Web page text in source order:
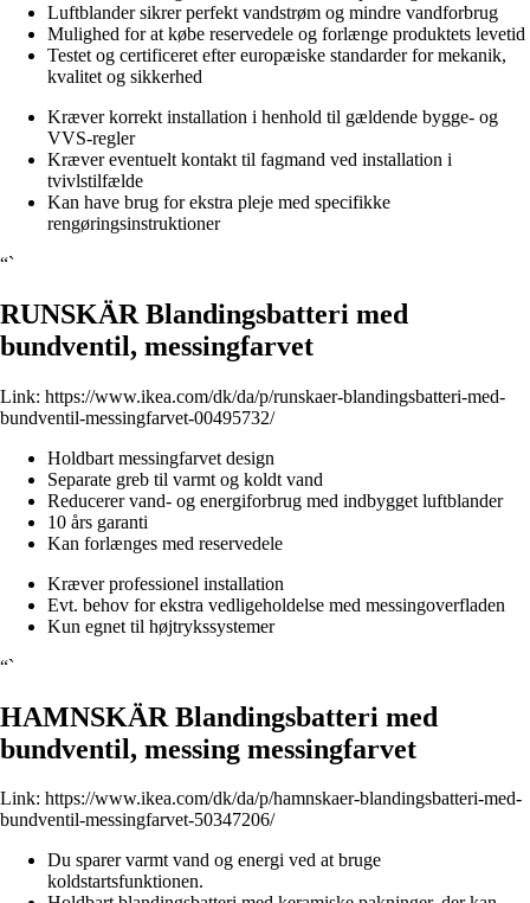
Luftblander sikrer perfekt vandstrøm og mindre vandforbrug
Mulighed for at købe reservedele og forlænge produktets levetid
Testet og certificeret efter europæiske standarder for mekanik,
kvalitet og sikkerhed
Kræver korrekt installation i henhold til gældende bygge- og
VVS-regler
Kræver eventuelt kontakt til fagmand ved installation i
tvivlstilfælde
Kan have brug for ekstra pleje med specifikke
rengøringsinstruktioner
“`
RUNSKÄR Blandingsbatteri med
bundventil, messingfarvet
Link: https://www.ikea.com/dk/da/p/runskaer-blandingsbatteri-med-
bundventil-messingfarvet-00495732/
Holdbart messingfarvet design
Separate greb til varmt og koldt vand
Reducerer vand- og energiforbrug med indbygget luftblander
10 års garanti
Kan forlænges med reservedele
Kræver professionel installation
Evt. behov for ekstra vedligeholdelse med messingoverfladen
Kun egnet til højtrykssystemer
“`
HAMNSKÄR Blandingsbatteri med
bundventil, messing messingfarvet
Link: https://www.ikea.com/dk/da/p/hamnskaer-blandingsbatteri-med-
bundventil-messingfarvet-50347206/
Du sparer varmt vand og energi ved at bruge
koldstartsfunktionen.